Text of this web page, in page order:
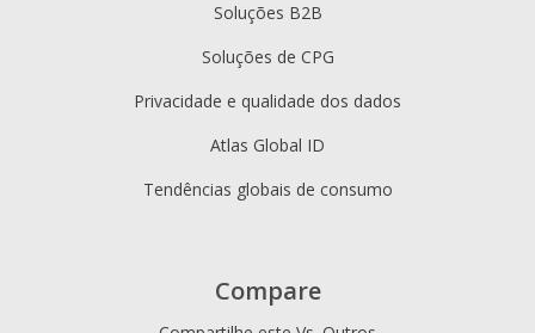
Soluções B2B
Soluções de CPG
Privacidade e qualidade dos dados
Atlas Global ID
Tendências globais de consumo
Compare